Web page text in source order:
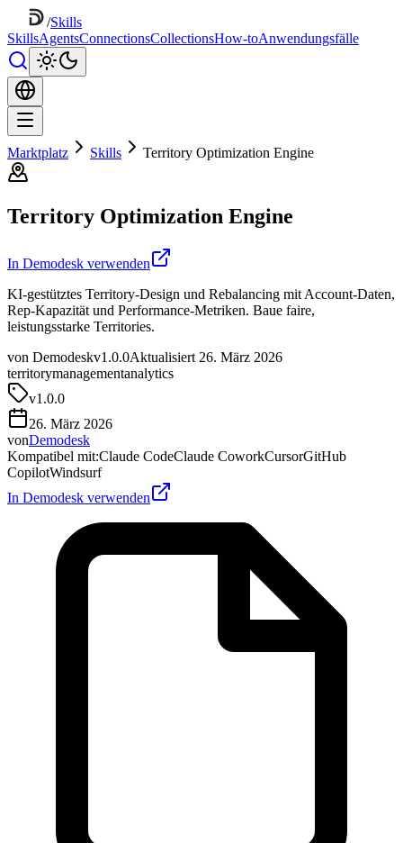
/Skills
SkillsAgentsConnectionsCollectionsHow-toAnwendungsfälle
Marktplatz Skills Territory Optimization Engine
Territory Optimization Engine
In Demodesk verwenden
KI-gestütztes Territory-Design und Rebalancing mit Account-Daten,
Rep-Kapazität und Performance-Metriken. Baue faire,
leistungsstarke Territories.
von Demodeskv1.0.0Aktualisiert 26. März 2026
territorymanagementanalytics
v1.0.0
26. März 2026
vonDemodesk
Kompatibel mit:Claude CodeClaude CoworkCursorGitHub
CopilotWindsurf
In Demodesk verwenden